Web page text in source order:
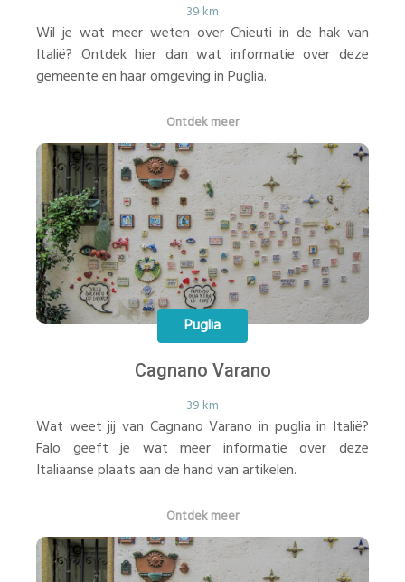
39 km
Wil je wat meer weten over Chieuti in de hak van
Italië? Ontdek hier dan wat informatie over deze
gemeente en haar omgeving in Puglia.
Ontdek meer
Puglia
Cagnano Varano
39 km
Wat weet jij van Cagnano Varano in puglia in Italië?
Falo geeft je wat meer informatie over deze
Italiaanse plaats aan de hand van artikelen.
Ontdek meer